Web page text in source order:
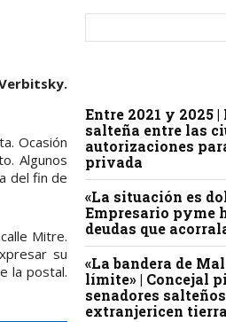
Ocasión
Algunos
del fin de
Mitre.
su
la postal.
Entre 2021 y 2025
salteña entre las
autorizaciones
privada
«La situación es
Empresario pyme
deudas que
«La bandera de
límite» | Concejal
senadores
extranjericen